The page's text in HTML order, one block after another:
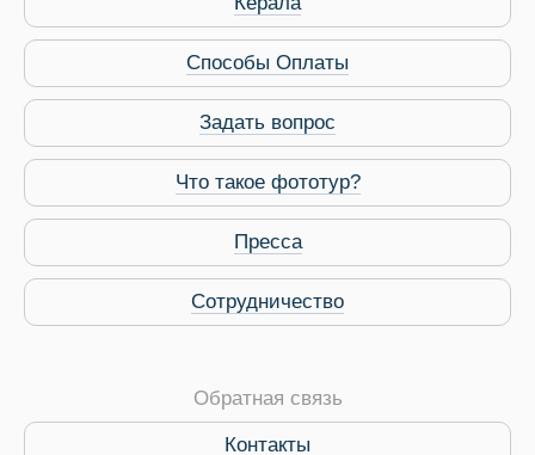
Service Дахаб
Способы Оплаты
Задать вопрос
Что такое фототур?
Пресса
Сотрудничество
Обратная связь
Контакты